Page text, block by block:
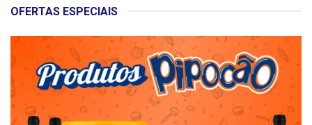
OFERTAS ESPECIAIS